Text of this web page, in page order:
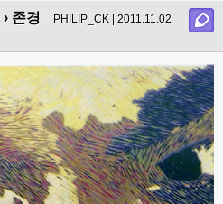
› 존경
PHILIP_CK | 2011.11.02